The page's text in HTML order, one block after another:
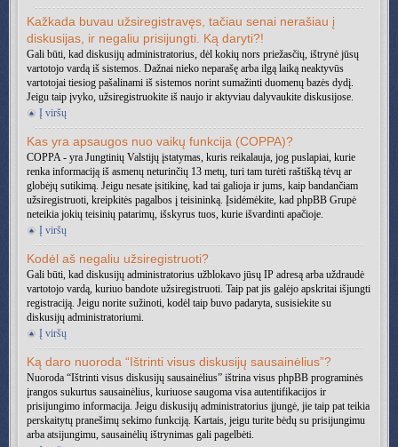
Kažkada buvau užsiregistravęs, tačiau senai nerašiau į
diskusijas, ir negaliu prisijungti. Ką daryti?!
Gali būti, kad diskusijų administratorius, dėl kokių nors priežasčių, ištrynė jūsų
vartotojo vardą iš sistemos. Dažnai nieko neparašę arba ilgą laiką neaktyvūs
vartotojai tiesiog pašalinami iš sistemos norint sumažinti duomenų bazės dydį.
Jeigu taip įvyko, užsiregistruokite iš naujo ir aktyviau dalyvaukite diskusijose.
Į viršų
Kas yra apsaugos nuo vaikų funkcija (COPPA)?
COPPA - yra Jungtinių Valstijų įstatymas, kuris reikalauja, jog puslapiai, kurie
renka informaciją iš asmenų neturinčių 13 metų, turi tam turėti raštišką tėvų ar
globėjų sutikimą. Jeigu nesate įsitikinę, kad tai galioja ir jums, kaip bandančiam
užsiregistruoti, kreipkitės pagalbos į teisininką. Įsidėmėkite, kad phpBB Grupė
neteikia jokių teisinių patarimų, išskyrus tuos, kurie išvardinti apačioje.
Į viršų
Kodėl aš negaliu užsiregistruoti?
Gali būti, kad diskusijų administratorius užblokavo jūsų IP adresą arba uždraudė
vartotojo vardą, kuriuo bandote užsiregistruoti. Taip pat jis galėjo apskritai išjungti
registraciją. Jeigu norite sužinoti, kodėl taip buvo padaryta, susisiekite su
diskusijų administratoriumi.
Į viršų
Ką daro nuoroda “Ištrinti visus diskusijų sausainėlius”?
Nuoroda “Ištrinti visus diskusijų sausainėlius” ištrina visus phpBB programinės
įrangos sukurtus sausainėlius, kuriuose saugoma visa autentifikacijos ir
prisijungimo informacija. Jeigu diskusijų administratorius įjungė, jie taip pat teikia
perskaitytų pranešimų sekimo funkciją. Kartais, jeigu turite bėdų su prisijungimu
arba atsijungimu, sausainėlių ištrynimas gali pagelbėti.